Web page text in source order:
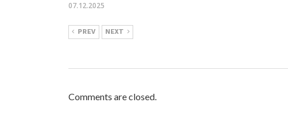
07.12.2025
PREV NEXT
Comments are closed.